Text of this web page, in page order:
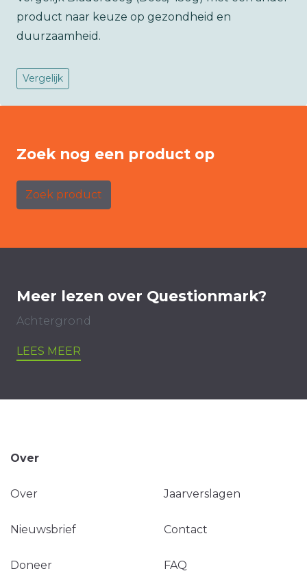
product naar keuze op gezondheid en
duurzaamheid.
Vergelijk
Zoek nog een product op
Zoek product
Meer lezen over Questionmark?
Achtergrond
LEES MEER
Over
Over Jaarverslagen
Nieuwsbrief Contact
Doneer FAQ